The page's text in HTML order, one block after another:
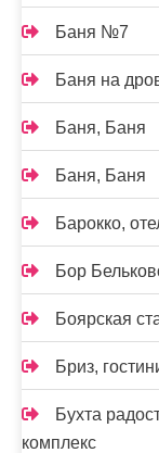
Баня №7
Баня на
Баня, Баня
Баня, Баня
Барокко,
Бор
Боярская
Бриз,
Бухта
комплекс